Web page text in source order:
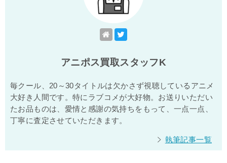
アニポス買取スタッフK
毎クール、20～30タイトルは欠かさず視聴しているアニメ
大好き人間です。特にラブコメが大好物。お送りいただい
たお品ものは、愛情と感謝の気持ちをもって、一点一点、
丁寧に査定させていただきます。
執筆記事一覧